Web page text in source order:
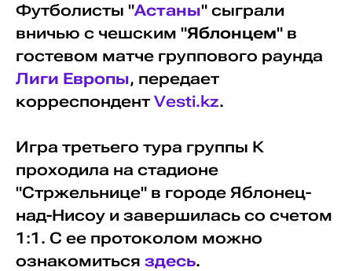
Футболисты "Астаны" сыграли
вничью с чешским "Яблонцем" в
гостевом матче группового раунда
Лиги Европы, передает
корреспондент Vesti.kz.
Игра третьего тура группы К
проходила на стадионе
"Стржельнице" в городе Яблонец-
над-Нисоу и завершилась со счетом
1:1. С ее протоколом можно
ознакомиться здесь.